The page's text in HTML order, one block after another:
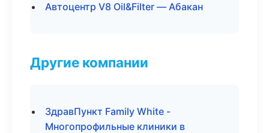
Автоцентр V8 Oil&Filter — Абакан
Другие компании
ЗдравПункт Family White -
Многопрофильные клиники в